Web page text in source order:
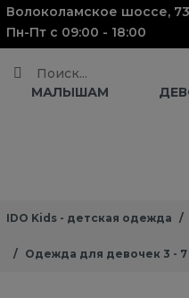
Волоколамское шоссе, 73
Пн-Пт с 09:00 - 18:00
Поиск
МАЛЫШАМ
IDO Kids - детская одежда
Одежда для девочек 3 - 7